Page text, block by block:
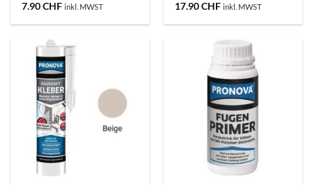
7.90CHF inkl. MWST 17.90CHF inkl. MWST